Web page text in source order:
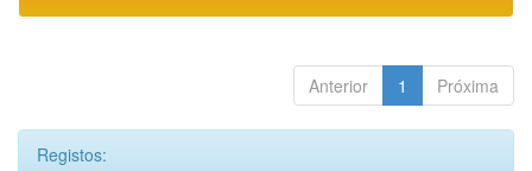
Anterior 1 Próxima
Registos: